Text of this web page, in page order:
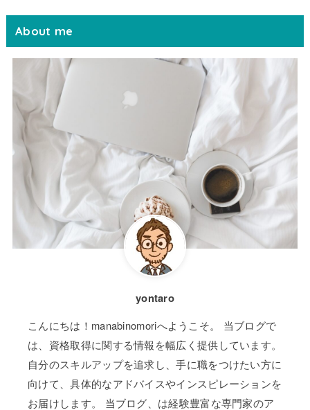
About me
yontaro
こんにちは！manabinomoriへようこそ。 当ブログで
は、資格取得に関する情報を幅広く提供しています。
自分のスキルアップを追求し、手に職をつけたい方に
向けて、具体的なアドバイスやインスピレーションを
お届けします。 当ブログ、は経験豊富な専門家のア